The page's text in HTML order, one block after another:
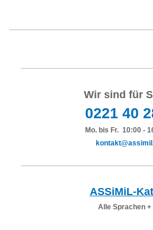
Wir sind für
0221 40
Mo. bis Fr. 10:00 -
ASSiMiL-
Alle Sprachen +